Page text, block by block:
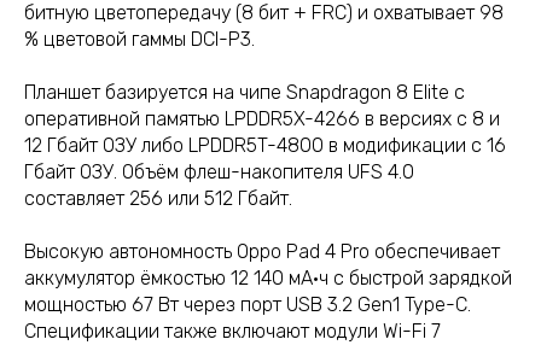
битную цветопередачу (8 бит + FRC) и охватывает 98
% цветовой гаммы DCI-P3.
Планшет базируется на чипе Snapdragon 8 Elite с
оперативной памятью LPDDR5X-4266 в версиях с 8 и
12 Гбайт ОЗУ либо LPDDR5T-4800 в модификации с 16
Гбайт ОЗУ. Объём флеш-накопителя UFS 4.0
составляет 256 или 512 Гбайт.
Высокую автономность Oppo Pad 4 Pro обеспечивает
аккумулятор ёмкостью 12 140 мА·ч с быстрой зарядкой
мощностью 67 Вт через порт USB 3.2 Gen1 Type-C.
Спецификации также включают модули Wi-Fi 7